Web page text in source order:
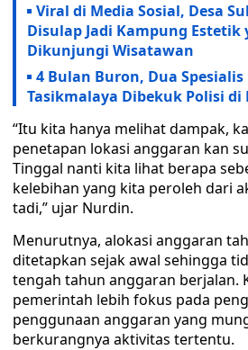
Viral di Media Sosial, Desa
Disulap Jadi Kampung Estetik
Dikunjungi Wisatawan
4 Bulan Buron, Dua
Tasikmalaya Dibekuk Polisi di
“Itu kita hanya melihat dampak,
penetapan lokasi anggaran kan
Tinggal nanti kita lihat berapa
kelebihan yang kita peroleh dari
tadi,” ujar Nurdin.
Menurutnya, alokasi anggaran
ditetapkan sejak awal sehingga
tengah tahun anggaran berjalan.
pemerintah lebih fokus pada
penggunaan anggaran yang
berkurangnya aktivitas tertentu.